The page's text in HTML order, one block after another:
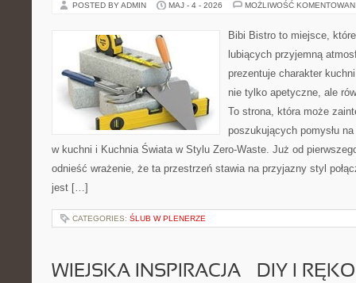
POSTED BY ADMIN MAJ - 4 - 2026 MOŻLIWOŚĆ
Bibi Bistro to miejsce,
lubiących przyjemną
prezentuje charakter
nie tylko apetyczne, ale
To strona, która może
poszukujących pomysłu
w kuchni i Kuchnia Świata w Stylu Zero-Waste. Już od
odnieść wrażenie, że ta przestrzeń stawia na przyjazny styl
jest […]
CATEGORIES: ŚLUB W PLENERZE
WIEJSKA INSPIRACJA – DIY I